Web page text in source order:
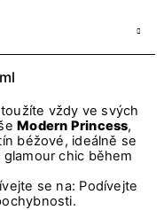
vždy ve svých
Modern Princess,
béžové, ideálně se
chic během
se na: Podívejte